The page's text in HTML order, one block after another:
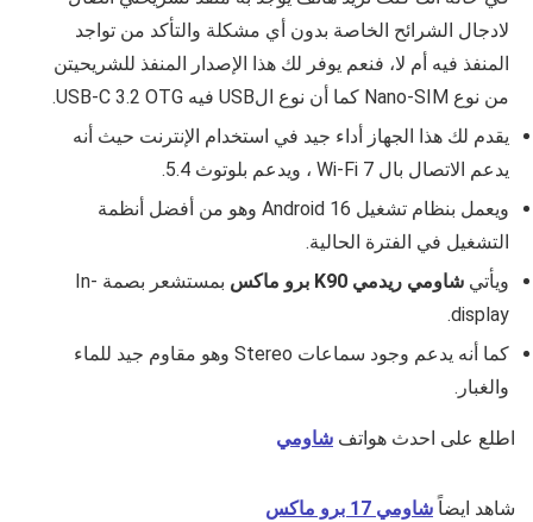
لادجال الشرائح الخاصة بدون أي مشكلة والتأكد من تواجد
المنفذ فيه أم لا، فنعم يوفر لك هذا الإصدار المنفذ للشريحيتن
من نوع Nano-SIM كما أن نوع الUSB فيه USB-C 3.2 OTG.
يقدم لك هذا الجهاز أداء جيد في استخدام الإنترنت حيث أنه
يدعم الاتصال بال Wi-Fi 7 ، ويدعم بلوتوث 5.4.
ويعمل بنظام تشغيل Android 16 وهو من أفضل أنظمة
التشغيل في الفترة الحالية.
ويأتي شاومي ريدمي K90 برو ماكس
بمستشعر بصمة In-
display.
كما أنه يدعم وجود سماعات Stereo وهو مقاوم جيد للماء
والغبار.
اطلع على احدث هواتف شاومي
شاهد ايضاً شاومي 17 برو ماكس